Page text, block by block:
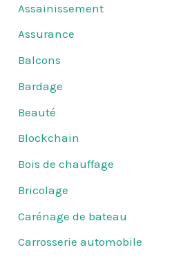
Assainissement
Assurance
Balcons
Bardage
Beauté
Blockchain
Bois de chauffage
Bricolage
Carénage de bateau
Carrosserie automobile